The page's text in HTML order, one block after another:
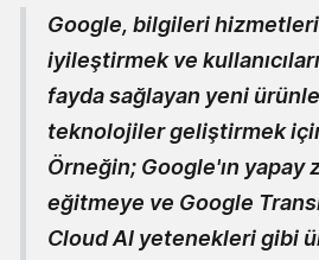
Google, bilgileri
iyileştirmek ve
fayda sağlayan yeni
teknolojiler geliştirmek
Örneğin; Google'ın yapay
eğitmeye ve Google
Cloud AI yetenekleri gibi